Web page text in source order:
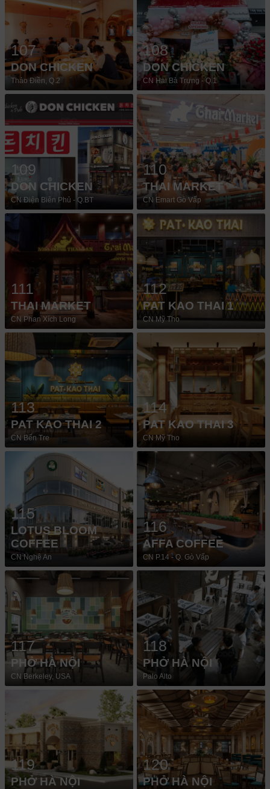
107
DON CHICKEN
Thảo Điền, Q.2
108
DON CHICKEN
CN Hai Bà Trưng - Q.1
109
DON CHICKEN
CN Điện Biên Phủ - Q.BT
110
THAI MARKET
CN Emart Gò Vấp
111
THAI MARKET
CN Phan Xích Long
112
PAT KAO THAI 1
CN Mỹ Tho
113
PAT KAO THAI 2
CN Bến Tre
114
PAT KAO THAI 3
CN Mỹ Tho
115
LOTUS BLOOM
COFFEE
CN Nghệ An
116
AFFA COFFEE
CN P.14 - Q. Gò Vấp
117
PHỞ HÀ NỘI
CN Berkeley, USA
118
PHỞ HÀ NỘI
Palo Alto
119
PHỞ HÀ NỘI
120
PHỞ HÀ NỘI